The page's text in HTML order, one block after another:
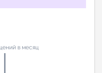
в месяц